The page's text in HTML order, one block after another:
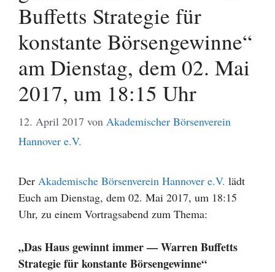
Buffetts Strategie für
konstante Börsengewinne“
am Dienstag, dem 02. Mai
2017, um 18:15 Uhr
12. April 2017 von Akademischer Börsenverein
Hannover e.V.
Der Akademische Börsenverein Hannover e.V. lädt
Euch am Dienstag, dem 02. Mai 2017, um 18:15
Uhr, zu einem Vortragsabend zum Thema:
„Das Haus gewinnt immer — Warren Buffetts
Strategie für konstante Börsengewinne“